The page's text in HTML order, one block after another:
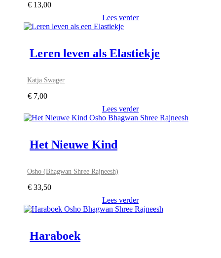
€ 13,00
Lees verder
Leren leven als Elastiekje
Katja Swager
€ 7,00
Lees verder
Het Nieuwe Kind
Osho (Bhagwan Shree Rajneesh)
€ 33,50
Lees verder
Haraboek